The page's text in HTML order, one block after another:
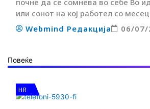
или сонот на кој работел со
Webmind Редакција
06/07/
Повеќе
HR